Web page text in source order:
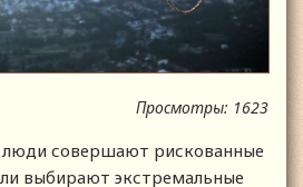
Просмотры: 1623
совершают рискованные
выбирают экстремальные